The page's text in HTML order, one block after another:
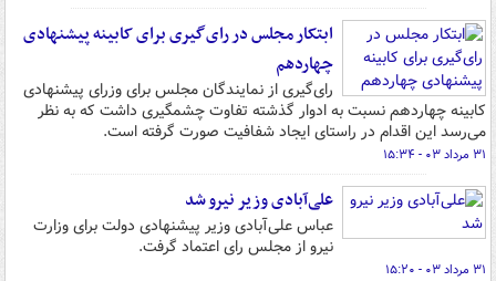
ابتکار مجلس در رای‌گیری برای کابینه پیشنهادی
چهاردهم
رای‌گیری از نمایندگان مجلس برای وزرای پیشنهادی
کابینه چهاردهم نسبت به ادوار گذشته تفاوت چشمگیری داشت که به نظر
می‌رسد این اقدام در راستای ایجاد شفافیت صورت گرفته است.
۳۱ مرداد ۰۳ - ۱۵:۳۴
علی‌آبادی وزیر نیرو شد
عباس علی‌آبادی وزیر پیشنهادی دولت برای وزارت
نیرو از مجلس رای اعتماد گرفت.
۳۱ مرداد ۰۳ - ۱۵:۲۰